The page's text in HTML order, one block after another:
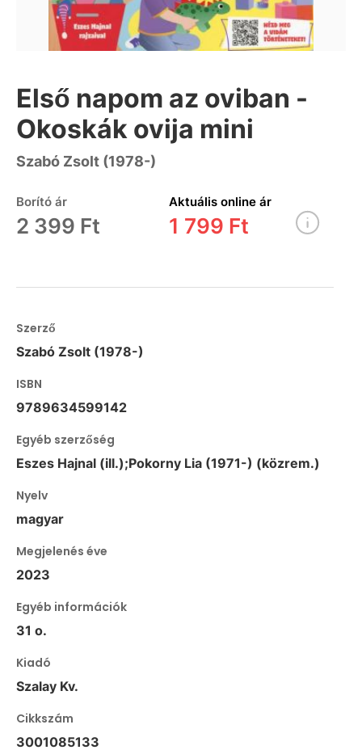
Első napom az oviban -
Okoskák ovija mini
Szabó Zsolt (1978-)
Borító ár
2 399 Ft
Aktuális online ár
1 799 Ft
Szerző
Szabó Zsolt (1978-)
ISBN
9789634599142
Egyéb szerzőség
Eszes Hajnal (ill.);Pokorny Lia (1971-) (közrem.)
Nyelv
magyar
Megjelenés éve
2023
Egyéb információk
31 o.
Kiadó
Szalay Kv.
Cikkszám
3001085133